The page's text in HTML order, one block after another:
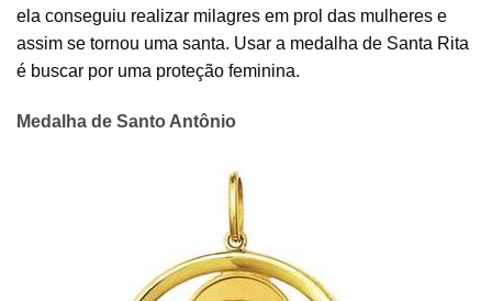
ela conseguiu realizar milagres em prol das mulheres e
assim se tornou uma santa. Usar a medalha de Santa Rita
é buscar por uma proteção feminina.
Medalha de Santo Antônio